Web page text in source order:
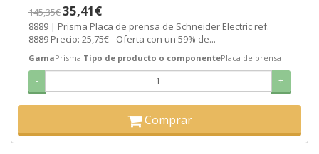
145,35€35,41€
8889 | Prisma Placa de prensa de Schneider Electric ref.
8889 Precio: 25,75€ - Oferta con un 59% de...
GamaPrisma Tipo de producto o componentePlaca de prensa
- +
Comprar